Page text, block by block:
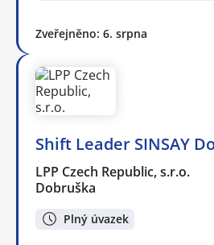
Zveřejněno: 6. srpna
Shift Leader SINSAY
LPP Czech Republic, s.r.o.
Dobruška
Plný úvazek